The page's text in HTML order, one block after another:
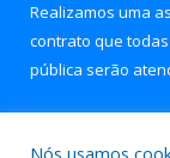
Realizamos uma
contrato que
pública serão
Nós usamos